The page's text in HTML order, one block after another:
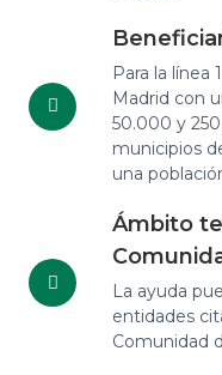
Para la línea
Madrid con
50.000 y
municipios
una
Ámbito
La ayuda
entidades
Comunidad